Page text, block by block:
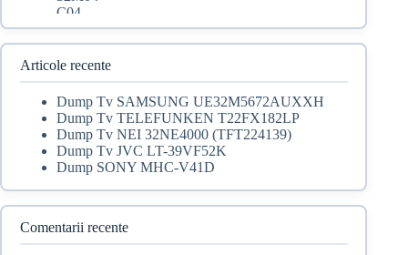
a
fost:
este:
79,00 lei.
Articole recente
Dump Tv SAMSUNG UE32M5672AUXXH
Dump Tv TELEFUNKEN T22FX182LP
Dump Tv NEI 32NE4000 (TFT224139)
Dump Tv JVC LT-39VF52K
Dump SONY MHC-V41D
Comentarii recente